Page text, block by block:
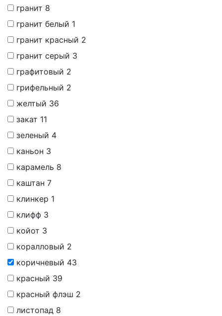
гранит 8
гранит белый 1
гранит красный 2
гранит серый 3
графитовый 2
грифельный 2
желтый 36
закат 11
зеленый 4
каньон 3
карамель 8
каштан 7
клинкер 1
клифф 3
койот 3
коралловый 2
коричневый 43
красный 39
красный флэш 2
листопад 8